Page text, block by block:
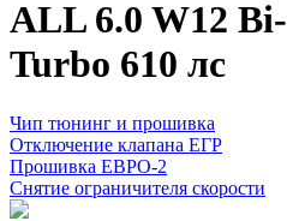
ALL 6.0 W12 Bi-
Turbo 610 лс
Чип тюнинг и прошивка
Отключение клапана ЕГР
Прошивка ЕВРО-2
Снятие ограничителя скорости